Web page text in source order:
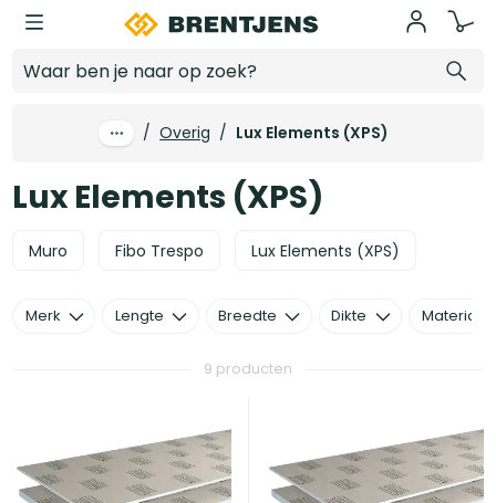
Ga naar hoofdinhoud
/ Overig / Lux Elements (XPS)
Lux Elements (XPS)
Muro Fibo Trespo Lux Elements (XPS)
9 producten
Merk Lengte Breedte Dikte Materiaal